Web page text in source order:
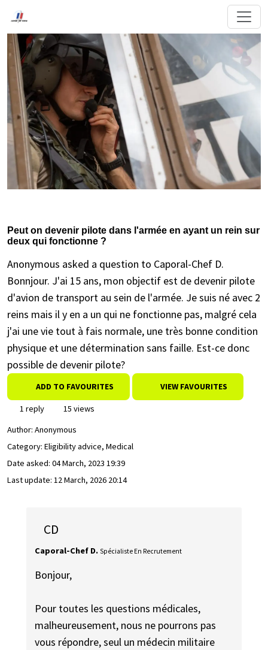
Peut on devenir pilote dans l'armée en ayant un rein sur
deux qui fonctionne ?
Anonymous asked a question to Caporal-Chef D.
Bonnjour. J'ai 15 ans, mon objectif est de devenir pilote
d'avion de transport au sein de l'armée. Je suis né avec 2
reins mais il y en a un qui ne fonctionne pas, malgré cela
j'ai une vie tout à fais normale, une très bonne condition
physique et une détermination sans faille. Est-ce donc
possible de devenir pilote?
ADD TO FAVOURITES VIEW FAVOURITES
1 reply
15 views
Author: Anonymous
Category: Eligibility advice, Medical
Date asked: 04 March, 2023 19:39
Last update: 12 March, 2026 20:14
CD
Caporal-Chef D. Spécialiste En Recrutement
Bonjour,
Pour toutes les questions médicales,
malheureusement, nous ne pourrons pas
vous répondre, seul un médecin militaire